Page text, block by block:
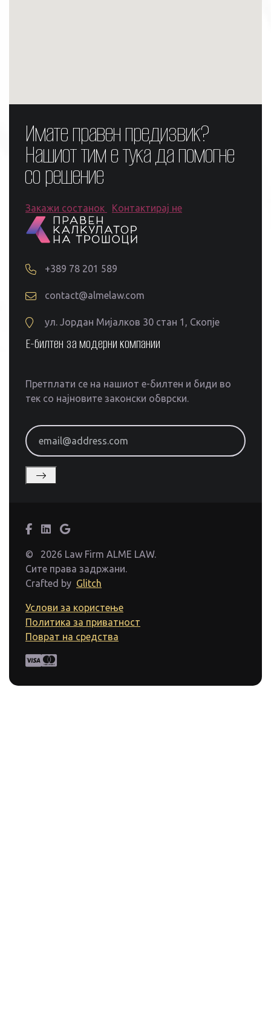
Имате правен предизвик?
Нашиот тим е тука да помогне
со решение
Закажи состанок Контактирај не
+389 78 201 589
contact@almelaw.com
ул. Јордан Мијалков 30 стан 1, Скопје
Е-билтен за модерни компании
Претплати се на нашиот е-билтен и биди во
тек со најновите законски обврски.
email@address.com
©
2026 Law Firm ALME LAW.
Сите права задржани.
Crafted by Glitch
Услови за користење
Политика за приватност
Поврат на средства